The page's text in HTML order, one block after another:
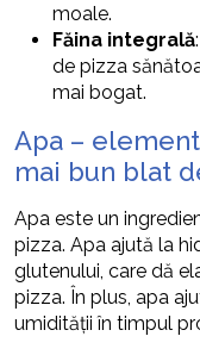
moale.
Făina integrală
de pizza
mai bogat.
Apa –
mai bun blat
Apa este un
pizza. Apa ajută la
glutenului, care dă
pizza. În plus, apa
umidității în timpul